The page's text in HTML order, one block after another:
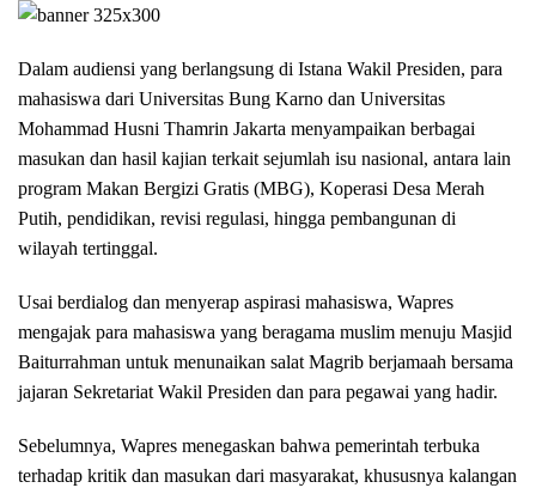
Dalam audiensi yang berlangsung di Istana Wakil Presiden, para
mahasiswa dari Universitas Bung Karno dan Universitas
Mohammad Husni Thamrin Jakarta menyampaikan berbagai
masukan dan hasil kajian terkait sejumlah isu nasional, antara lain
program Makan Bergizi Gratis (MBG), Koperasi Desa Merah
Putih, pendidikan, revisi regulasi, hingga pembangunan di
wilayah tertinggal.
Usai berdialog dan menyerap aspirasi mahasiswa, Wapres
mengajak para mahasiswa yang beragama muslim menuju Masjid
Baiturrahman untuk menunaikan salat Magrib berjamaah bersama
jajaran Sekretariat Wakil Presiden dan para pegawai yang hadir.
Sebelumnya, Wapres menegaskan bahwa pemerintah terbuka
terhadap kritik dan masukan dari masyarakat, khususnya kalangan